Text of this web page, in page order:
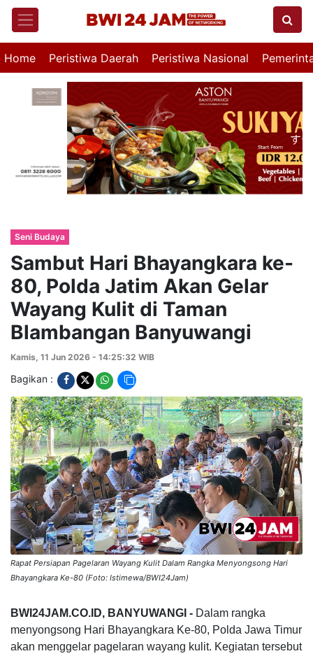
Home Peristiwa Daerah Peristiwa Nasional
Seni Budaya
Sambut Hari Bhayangkara ke-
80, Polda Jatim Akan Gelar
Wayang Kulit di Taman
Blambangan Banyuwangi
Kamis, 11 Jun 2026 - 14:25:32 WIB
Bagikan :
Rapat Persiapan Pagelaran Wayang Kulit Dalam Rangka Menyongsong Hari
Bhayangkara Ke-80 (Foto: Istimewa/BWI24Jam)
BWI24JAM.CO.ID, BANYUWANGI - Dalam rangka
menyongsong Hari Bhayangkara Ke-80, Polda Jawa Timur
akan menggelar pagelaran wayang kulit. Kegiatan tersebut